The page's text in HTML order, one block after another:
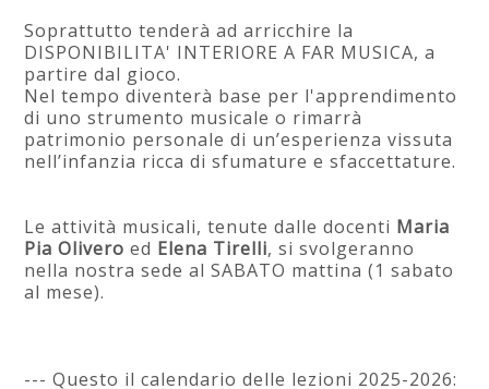
Soprattutto tenderà ad arricchire la
DISPONIBILITA' INTERIORE A FAR MUSICA, a
partire dal gioco.
Nel tempo diventerà base per l'apprendimento
di uno strumento musicale o rimarrà
patrimonio personale di un’esperienza vissuta
nell’infanzia ricca di sfumature e sfaccettature.
Le attività musicali, tenute dalle docenti Maria
Pia Olivero ed Elena Tirelli, si svolgeranno
nella nostra sede al SABATO mattina (1 sabato
al mese).
--- Questo il calendario delle lezioni 2025-2026: